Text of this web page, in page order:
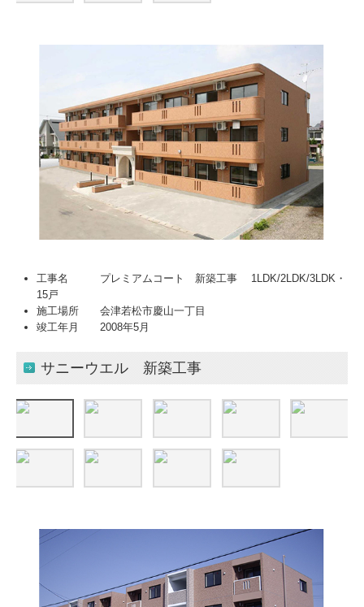
工事名 プレミアムコート 新築工事 1LDK/2LDK/3LDK・
15戸
施工場所 会津若松市慶山一丁目
竣工年月 2008年5月
サニーウエル 新築工事